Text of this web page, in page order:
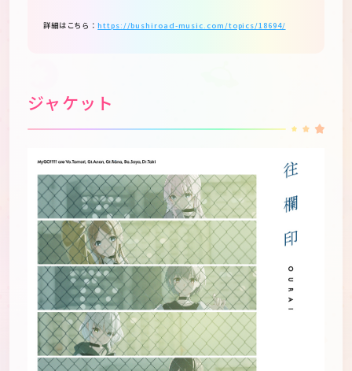
詳細はこちら：https://bushiroad-music.com/topics/18694/
ジャケット